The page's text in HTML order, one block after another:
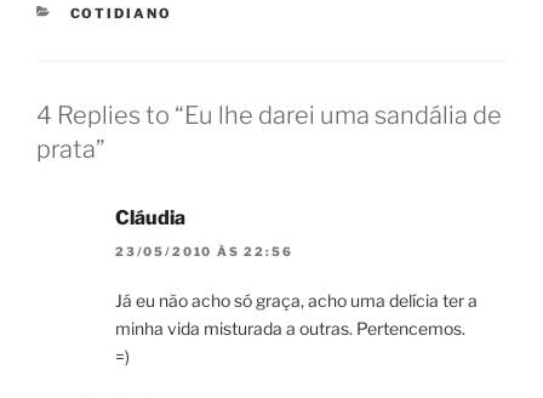
CATEGORIES
COTIDIANO
4 Replies to “Eu lhe darei uma sandália de
prata”
Cláudia
23/05/2010 ÀS 22:56
Já eu não acho só graça, acho uma delícia ter a
minha vida misturada a outras. Pertencemos.
=)